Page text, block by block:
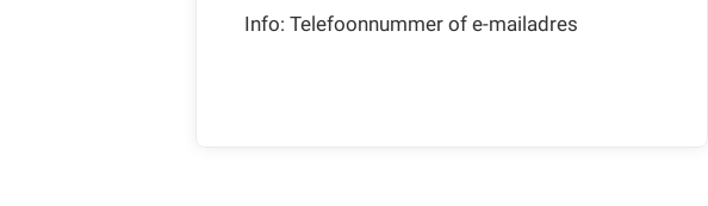
Info: Telefoonnummer of e-mailadres